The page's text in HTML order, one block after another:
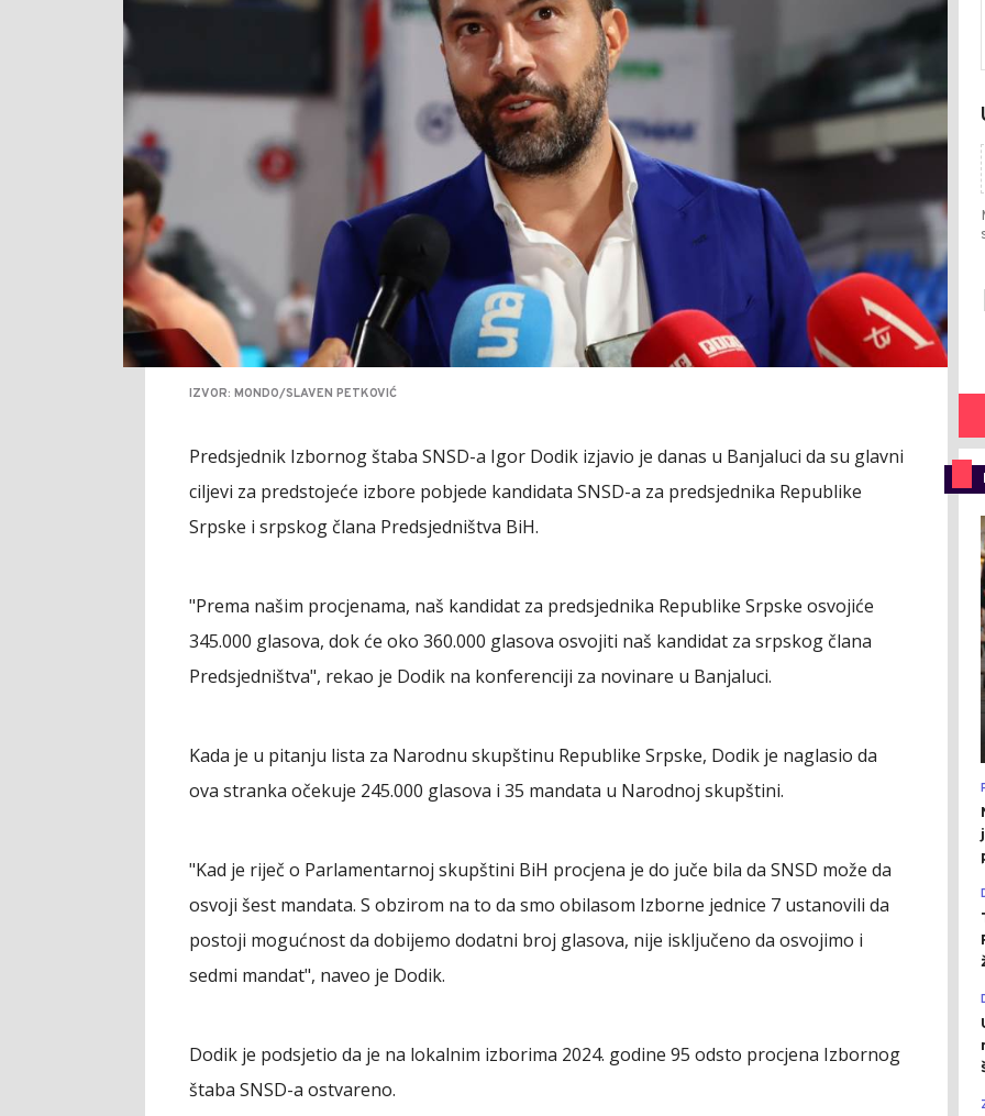
IZVOR: MONDO/SLAVEN PETKOVIĆ
Predsjednik Izbornog štaba SNSD-a Igor Dodik izjavio je danas u Banjaluci da su glavni
ciljevi za predstojeće izbore pobjede kandidata SNSD-a za predsjednika Republike
Srpske i srpskog člana Predsjedništva BiH.
"Prema našim procjenama, naš kandidat za predsjednika Republike Srpske osvojiće
345.000 glasova, dok će oko 360.000 glasova osvojiti naš kandidat za srpskog člana
Predsjedništva", rekao je Dodik na konferenciji za novinare u Banjaluci.
Kada je u pitanju lista za Narodnu skupštinu Republike Srpske, Dodik je naglasio da
ova stranka očekuje 245.000 glasova i 35 mandata u Narodnoj skupštini.
"Kad je riječ o Parlamentarnoj skupštini BiH procjena je do juče bila da SNSD može da
osvoji šest mandata. S obzirom na to da smo obilasom Izborne jednice 7 ustanovili da
postoji mogućnost da dobijemo dodatni broj glasova, nije isključeno da osvojimo i
sedmi mandat", naveo je Dodik.
Dodik je podsjetio da je na lokalnim izborima 2024. godine 95 odsto procjena Izbornog
štaba SNSD-a ostvareno.